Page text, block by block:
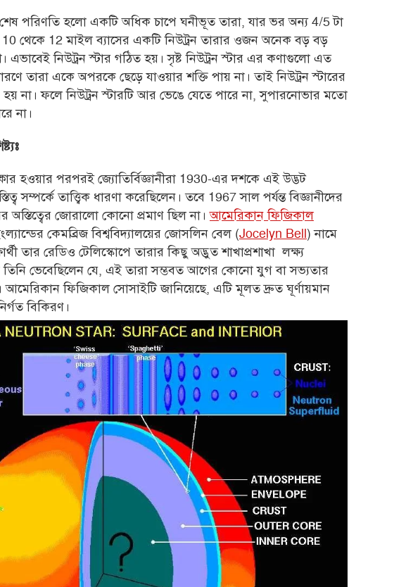
পরিণতি হলো একটি অধিক চাপে ঘনীভূত তারা, যার ভর অন্য 4/5 টা
10 থেকে 12 মাইল ব্যাসের একটি নিউট্রন তারার ওজন অনেক বড় বড়
এভাবেই নিউট্রন স্টার গঠিত হয়। সৃষ্ট নিউট্রন স্টার এর কণাগুলো এত
তারা একে অপরকে ছেড়ে যাওয়ার শক্তি পায় না। তাই নিউট্রন স্টারের
হয় না। ফলে নিউট্রন স্টারটি আর ভেঙে যেতে পারে না, সুপারনোভার মতো
না।
হওয়ার পরপরই জ্যোতির্বিজ্ঞানীরা 1930-এর দশকে এই উদ্ভট
সম্পর্কে তাত্ত্বিক ধারণা করেছিলেন। তবে 1967 সাল পর্যন্ত বিজ্ঞানীদের
অস্তিত্বের জোরালো কোনো প্রমাণ ছিল না।আমেরিকান ফিজিকাল
কেমব্রিজ বিশ্ববিদ্যালয়ের জোসলিন বেল (Jocelyn Bell) নামে
তার রেডিও টেলিস্কোপে তারার কিছু অদ্ভুত শাখাপ্রশাখা লক্ষ্য
তিনি ভেবেছিলেন যে, এই তারা সম্ভবত আগের কোনো যুগ বা সভ্যতার
ফিজিকাল সোসাইটি জানিয়েছে, এটি মূলত দ্রুত ঘূর্ণায়মান
বিকিরণ।